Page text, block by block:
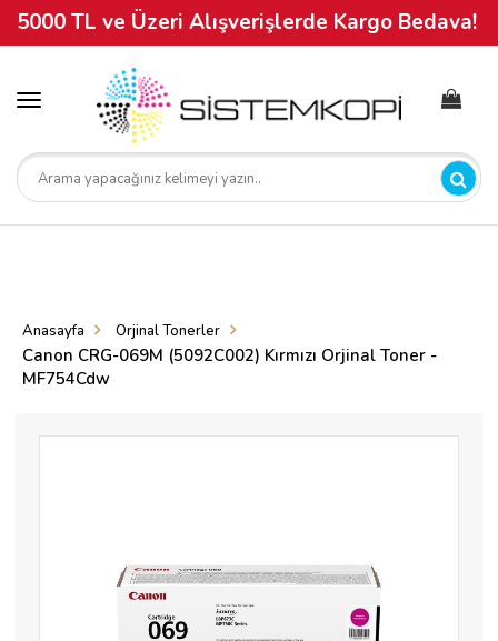
5000 TL ve Üzeri Alışverişlerde Kargo Bedava!
Toggle
navigation
Anasayfa Orjinal Tonerler
Canon CRG-069M (5092C002) Kırmızı Orjinal Toner -
MF754Cdw